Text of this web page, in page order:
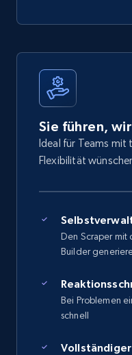
Sie führen,
Ideal für Teams mit
Flexibilität
Den Scraper mit
Builder
Bei Problemen
schnell